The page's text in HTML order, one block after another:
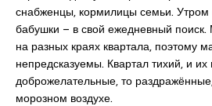
снабженцы, кормилицы семьи.
бабушки – в свой ежедневный
на разных краях квартала, поэтому
непредсказуемы. Квартал тихий, и их
доброжелательные, то
морозном воздухе.